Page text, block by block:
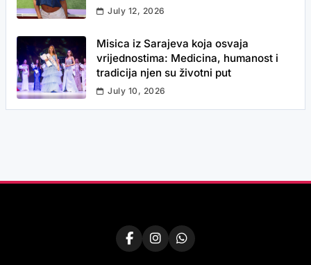
July 12, 2026
Misica iz Sarajeva koja osvaja
vrijednostima: Medicina, humanost i
tradicija njen su životni put
July 10, 2026